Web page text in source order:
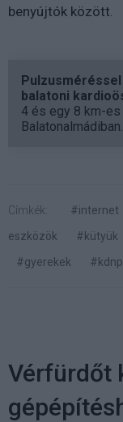
benyújtók között.
balatoni
4 és egy 8 km-
Balatonalmádiban.
Címkék: #internet
eszközök
#kütyük
#gyerekek
#kdnp
Vérfürdőt